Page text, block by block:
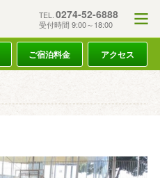
TEL. 0274-52-6888
受付時間 9:00～18:00
ご宿泊料金 アクセス